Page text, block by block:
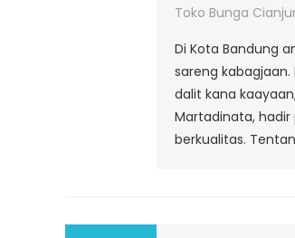
Toko Bunga
Di Kota Bandung
sareng
dalit kana
Martadinata,
berkualitas.